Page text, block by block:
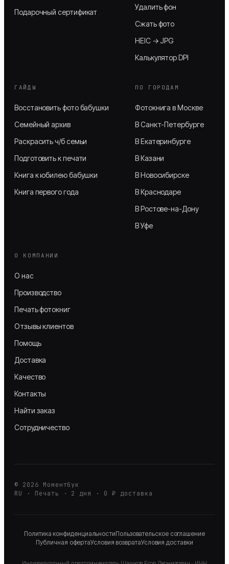
Подарочный сертификат
Удалить фон
Сжать фото
HEIC → JPG
Калькулятор DPI
ГАЙДЫ
Восстановить фото бабушки
Семейный архив
Раскрасить ч/б семьи
Подготовить к печати
Книга к юбилею бабушки
Книга первого года
ПО ГОРОДАМ
Фотокнига в Москве
В Санкт-Петербурге
В Екатеринбурге
В Казани
В Новосибирске
В Краснодаре
В Ростове-на-Дону
В Уфе
О КОМПАНИИ
О нас
Производство
Печать фотокниг
Отзывы клиентов
Помощь
Доставка
Качество
Контакты
Найти заказ
Сотрудничество
© 2026
Моментбук
RU · Печать · 2 дня · 0 ₽ доставка
Политика конфиденциальностиПользовательское соглашение
Публичная офертаУсловия возвратаУсловия доставки